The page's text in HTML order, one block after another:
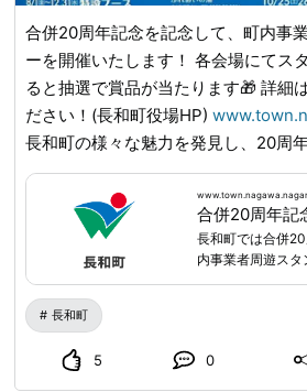
合併20周年記念を記念して、町内事
ーを開催いたします！ 各会場にてス
ると抽選で賞品が当たります🎁 詳細は下のサイトをご覧く
ださい！(長和町役場HP)
長和町の様々な魅力を発見し、20周
楽しみましょう！ たくさん
長和町では合併
内事業者周遊スタ
20周年を皆さん
長和町
5 0